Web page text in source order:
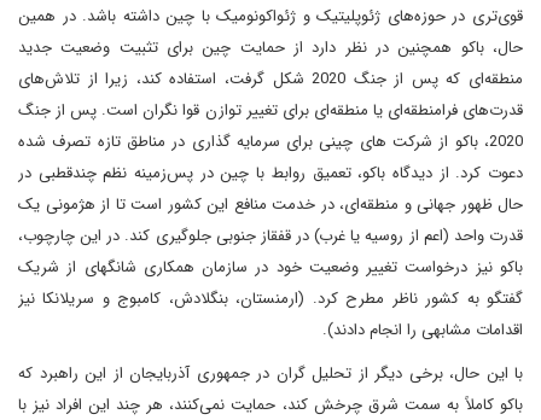
قوی‌تری در حوزه‌های ژئوپلیتیک و ژئواکونومیک با چین داشته باشد. در همین
حال، باکو همچنین در نظر دارد از حمایت چین برای تثبیت وضعیت جدید
منطقه‌ای که پس از جنگ 2020 شکل گرفت، استفاده کند، زیرا از تلاش‌های
قدرت‌های فرامنطقه‌ای یا منطقه‌ای برای تغییر توازن قوا نگران است. پس از جنگ
2020، باکو از شرکت های چینی برای سرمایه گذاری در مناطق تازه تصرف شده
دعوت کرد. از دیدگاه باکو، تعمیق روابط با چین در پس‌زمینه نظم چندقطبی در
حال ظهور جهانی و منطقه‌ای، در خدمت منافع این کشور است تا از هژمونی یک
قدرت واحد (اعم از روسیه یا غرب) در قفقاز جنوبی جلوگیری کند. در این چارچوب،
باکو نیز درخواست تغییر وضعیت خود در سازمان همکاری شانگهای از شریک
گفتگو به کشور ناظر مطرح کرد. (ارمنستان، بنگلادش، کامبوج و سریلانکا نیز
اقدامات مشابهی را انجام دادند).
با این حال، برخی دیگر از تحلیل گران در جمهوری آذربایجان از این راهبرد که
باکو کاملاً به سمت شرق چرخش کند، حمایت نمی‌کنند، هر چند این افراد نیز با